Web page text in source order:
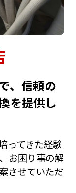
、信頼の
を提供し
ってきた経験
お困り事の解
させていただ